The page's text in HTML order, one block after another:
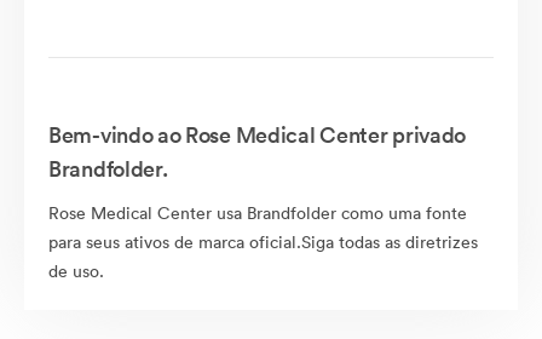
Bem-vindo ao Rose Medical Center privado
Brandfolder.
Rose Medical Center usa Brandfolder como uma fonte
para seus ativos de marca oficial.Siga todas as diretrizes
de uso.